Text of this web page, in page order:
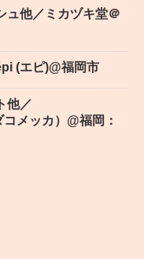
ュ他／ミカヅキ堂＠
(エピ)@福岡市
他／
メッカ）@福岡：